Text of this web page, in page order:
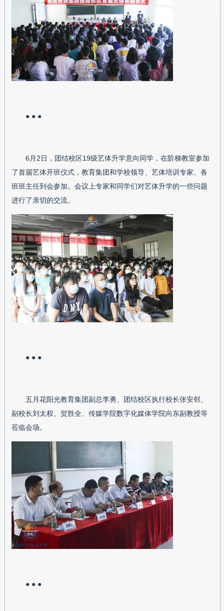
● ● ●
6月2日，团结校区19级艺体升学意向同学，在阶梯教室参加
了首届艺体开班仪式，教育集团和学校领导、艺体培训专家、各
班班主任到会参加。会议上专家和同学们对艺体升学的一些问题
进行了亲切的交流。
● ● ●
五月花阳光教育集团副总李勇、团结校区执行校长张安邻、
副校长刘太权、贺胜全、传媒学院数字化媒体学院向东副教授等
莅临会场。
● ● ●